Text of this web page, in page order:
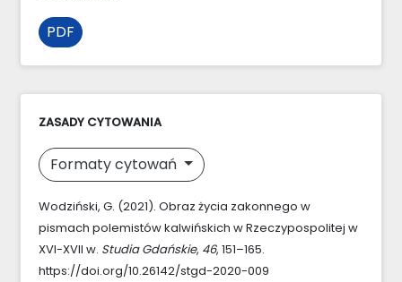
PDF
ZASADY CYTOWANIA
Formaty cytowań
Wodziński, G. (2021). Obraz życia zakonnego w
pismach polemistów kalwińskich w Rzeczypospolitej w
XVI-XVII w. Studia Gdańskie, 46, 151–165.
https://doi.org/10.26142/stgd-2020-009